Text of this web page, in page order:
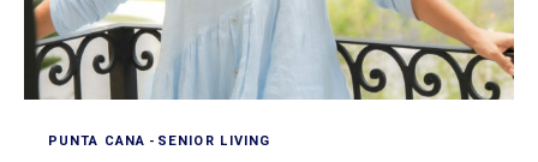
PUNTA CANA - SENIOR LIVING